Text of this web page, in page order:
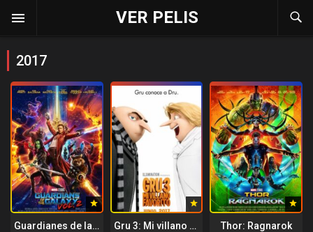
VER PELIS
2017
Guardianes de la Galaxia Vol. 2 Gru 3: Mi villano favorito Thor: Ragnarok